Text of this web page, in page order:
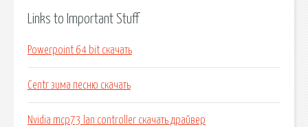
Links to Important Stuff
Powerpoint 64 bit скачать
Centr зима песню скачать
Nvidia mcp73 lan controller скачать драйвер